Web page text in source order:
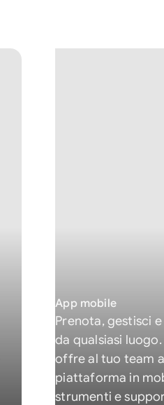
App mobile
Prenota, gestisci
da qualsiasi
offre al tuo team
piattaforma in
strumenti e